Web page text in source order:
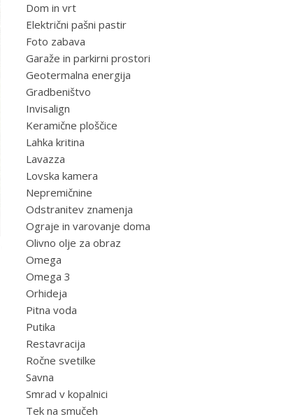
Dom in vrt
Električni pašni pastir
Foto zabava
Garaže in parkirni prostori
Geotermalna energija
Gradbeništvo
Invisalign
Keramične ploščice
Lahka kritina
Lavazza
Lovska kamera
Nepremičnine
Odstranitev znamenja
Ograje in varovanje doma
Olivno olje za obraz
Omega
Omega 3
Orhideja
Pitna voda
Putika
Restavracija
Ročne svetilke
Savna
Smrad v kopalnici
Tek na smučeh